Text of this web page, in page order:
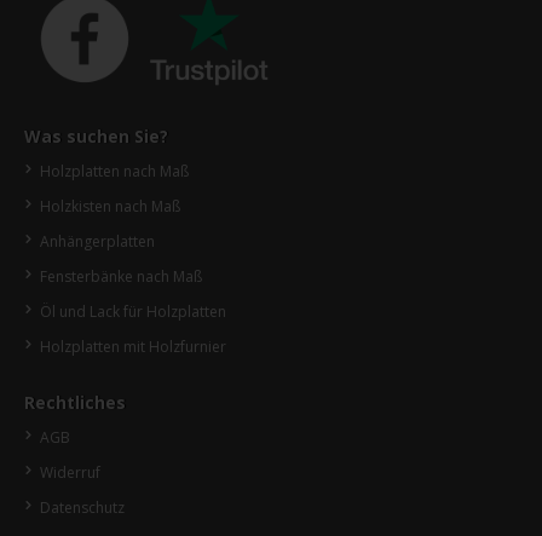
Was suchen Sie?
Holzplatten nach Maß
Holzkisten nach Maß
Anhängerplatten
Fensterbänke nach Maß
Öl und Lack für Holzplatten
Holzplatten mit Holzfurnier
Rechtliches
AGB
Widerruf
Datenschutz